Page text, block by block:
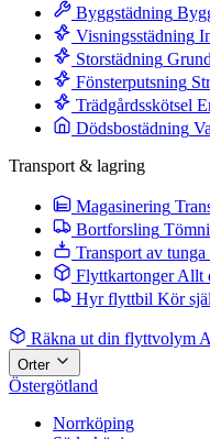
Byggstädning
Visningsstädning
Storstädning
Fönsterputsning
Trädgårdsskötsel
Dödsbostädning
Transport & lagring
Magasinering
Bortforsling
Transport av tunga
Flyttkartonger Allt
Hyr flyttbil Kör
Räkna ut din flyttvolym
Orter
Östergötland
Norrköping